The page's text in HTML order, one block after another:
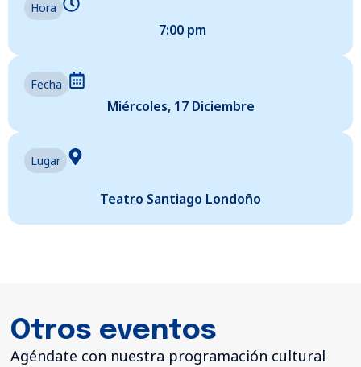
Hora
7:00 pm
Fecha
Miércoles, 17 Diciembre
Lugar
Teatro Santiago Londoño
Otros eventos
Agéndate con nuestra programación cultural